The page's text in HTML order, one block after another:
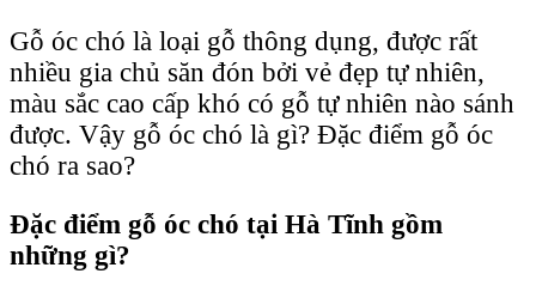
Gỗ óc chó là loại gỗ thông dụng, được rất
nhiều gia chủ săn đón bởi vẻ đẹp tự nhiên,
màu sắc cao cấp khó có gỗ tự nhiên nào sánh
được. Vậy gỗ óc chó là gì? Đặc điểm gỗ óc
chó ra sao?
Đặc điểm gỗ óc chó tại Hà Tĩnh gồm
những gì?